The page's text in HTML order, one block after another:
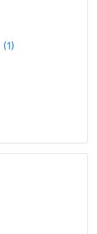
(1)